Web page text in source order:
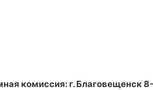
комиссия: г. Благовещенск